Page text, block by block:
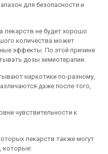
для безопасности и
не будет хорошо
количества может
эффекты. По этой причине
дозы химиотерапии.
наркотики по-разному,
даже после того,
чувствительности к
лекарств также могут
которые: